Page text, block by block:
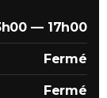
— 17h00
Fermé
Fermé